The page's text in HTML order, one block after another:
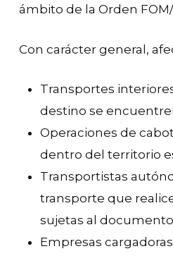
ámbito de la Orden FOM/
Con carácter general,
Transportes
destino se
Operaciones de
dentro del territorio
Transportistas
transporte que
sujetas al
Empresas